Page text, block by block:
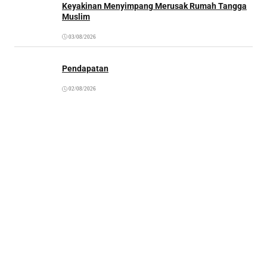
Keyakinan Menyimpang Merusak Rumah Tangga
Muslim
03/08/2026
Pendapatan
02/08/2026